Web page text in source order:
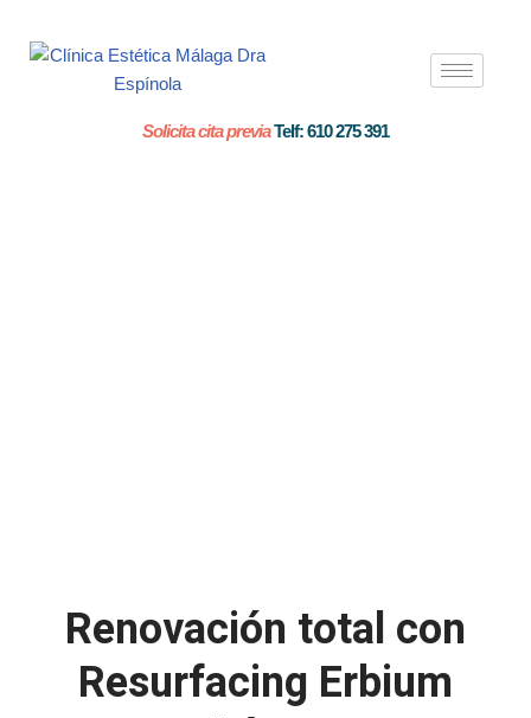
Saltar
Solicita cita previaTelf: 610 275 391
Renovación total con
Resurfacing Erbium